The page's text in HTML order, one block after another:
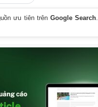
ưu tiên trênGoogle Search.